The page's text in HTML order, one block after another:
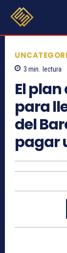
3 min. lectura
El
para
del
pagar